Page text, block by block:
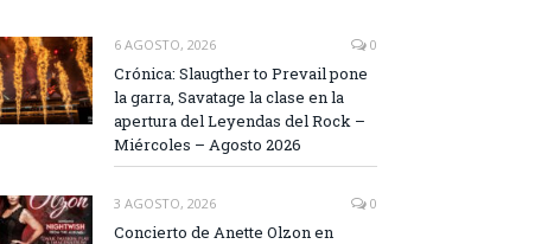
6 AGOSTO, 2026 0
Crónica: Slaugther to Prevail pone
la garra, Savatage la clase en la
apertura del Leyendas del Rock –
Miércoles – Agosto 2026
3 AGOSTO, 2026 0
Concierto de Anette Olzon en